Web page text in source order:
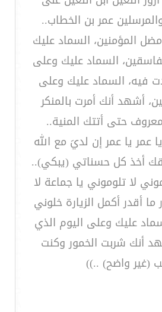
عمر بن الخطاب..
المؤمنين، السماد عليك
السماد عليك وعلى
فيه، السماد عليك وعلى
أشهد أنك أمرت بالمنكر
حتى أتتك المنية..
عمر يا عمر إن لديَ مع الله
أخذ كل حسناتي (يبكي)..
لا تلوموني يا جماعة لا
أقدر أكمل الزيارة خلوني
عليك وعلى اليوم الذي
أنك شربت الخمور وكنت
(غير واضح) ..))